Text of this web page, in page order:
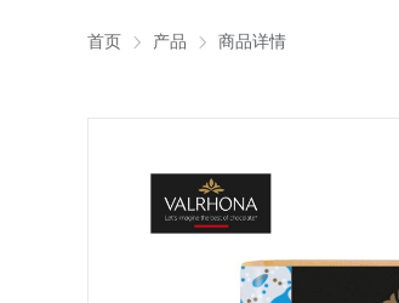
首页 产品 商品详情